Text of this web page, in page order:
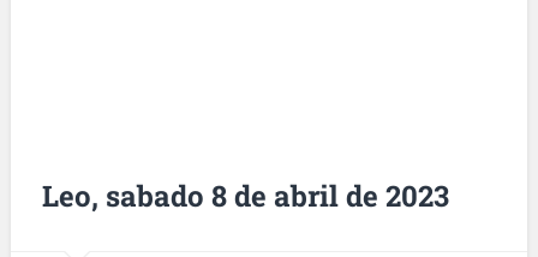
Leo, sabado 8 de abril de 2023